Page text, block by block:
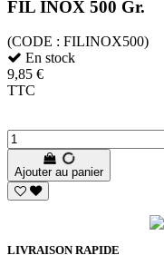
FIL INOX 500 Gr.
(CODE : FILINOX500)
En stock
9,85 €
TTC
Ajouter au panier
LIVRAISON RAPIDE